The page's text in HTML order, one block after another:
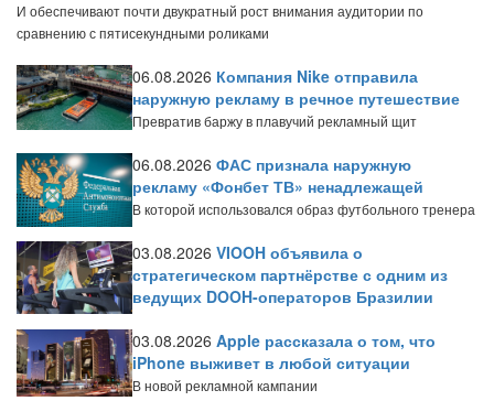
И обеспечивают почти двукратный рост внимания аудитории по
сравнению с пятисекундными роликами
06.08.2026 Компания Nike отправила
наружную рекламу в речное путешествие
Превратив баржу в плавучий рекламный щит
06.08.2026 ФАС признала наружную
рекламу «Фонбет ТВ» ненадлежащей
В которой использовался образ футбольного тренера
03.08.2026 VIOOH объявила о
стратегическом партнёрстве с одним из
ведущих DOOH-операторов Бразилии
03.08.2026 Apple рассказала о том, что
iPhone выживет в любой ситуации
В новой рекламной кампании